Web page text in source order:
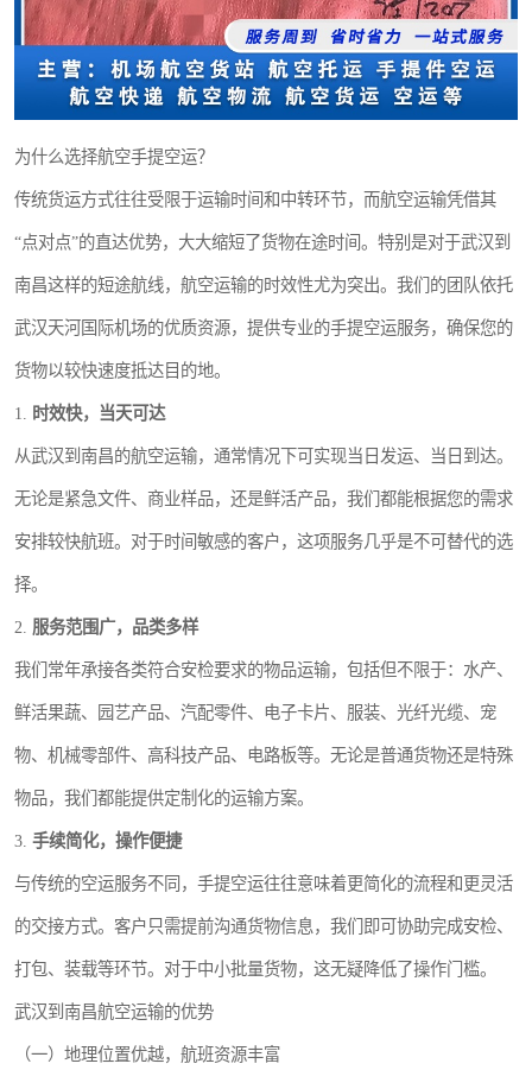
为什么选择航空手提空运？
传统货运方式往往受限于运输时间和中转环节，而航空运输凭借其
“点对点”的直达优势，大大缩短了货物在途时间。特别是对于武汉到
南昌这样的短途航线，航空运输的时效性尤为突出。我们的团队依托
武汉天河国际机场的优质资源，提供专业的手提空运服务，确保您的
货物以较快速度抵达目的地。
1. 时效快，当天可达
从武汉到南昌的航空运输，通常情况下可实现当日发运、当日到达。
无论是紧急文件、商业样品，还是鲜活产品，我们都能根据您的需求
安排较快航班。对于时间敏感的客户，这项服务几乎是不可替代的选
择。
2. 服务范围广，品类多样
我们常年承接各类符合安检要求的物品运输，包括但不限于：水产、
鲜活果蔬、园艺产品、汽配零件、电子卡片、服装、光纤光缆、宠
物、机械零部件、高科技产品、电路板等。无论是普通货物还是特殊
物品，我们都能提供定制化的运输方案。
3. 手续简化，操作便捷
与传统的空运服务不同，手提空运往往意味着更简化的流程和更灵活
的交接方式。客户只需提前沟通货物信息，我们即可协助完成安检、
打包、装载等环节。对于中小批量货物，这无疑降低了操作门槛。
武汉到南昌航空运输的优势
（一）地理位置优越，航班资源丰富